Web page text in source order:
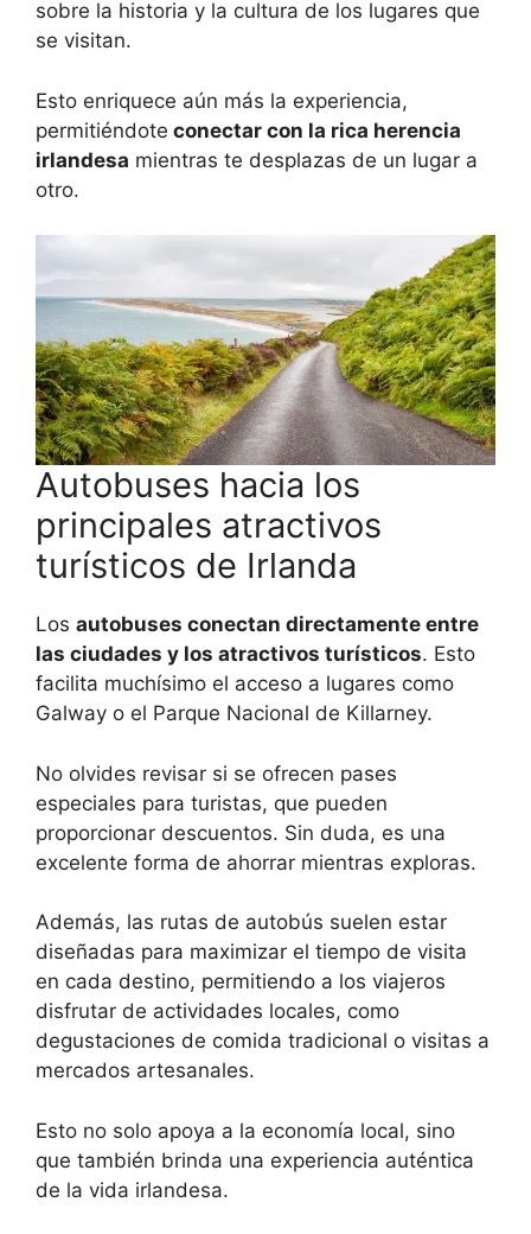
sobre la historia y la cultura de los lugares que
se visitan.
Esto enriquece aún más la experiencia,
permitiéndote conectar con la rica herencia
irlandesa mientras te desplazas de un lugar a
otro.
Autobuses hacia los
principales atractivos
turísticos de Irlanda
Los autobuses conectan directamente entre
las ciudades y los atractivos turísticos. Esto
facilita muchísimo el acceso a lugares como
Galway o el Parque Nacional de Killarney.
No olvides revisar si se ofrecen pases
especiales para turistas, que pueden
proporcionar descuentos. Sin duda, es una
excelente forma de ahorrar mientras exploras.
Además, las rutas de autobús suelen estar
diseñadas para maximizar el tiempo de visita
en cada destino, permitiendo a los viajeros
disfrutar de actividades locales, como
degustaciones de comida tradicional o visitas a
mercados artesanales.
Esto no solo apoya a la economía local, sino
que también brinda una experiencia auténtica
de la vida irlandesa.